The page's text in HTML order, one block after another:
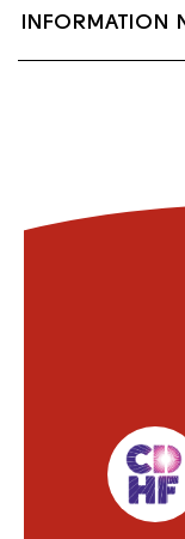
Lait
INFORMATION